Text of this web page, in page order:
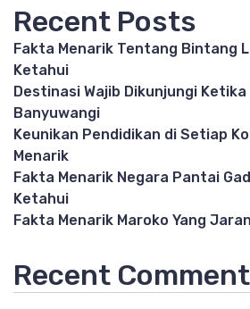
Recent Posts
Fakta Menarik Tentang Bintang
Ketahui
Destinasi Wajib Dikunjungi
Banyuwangi
Keunikan Pendidikan di Setiap
Menarik
Fakta Menarik Negara Pantai
Ketahui
Fakta Menarik Maroko Yang
Recent